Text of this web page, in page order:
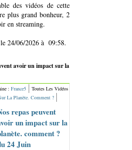
des vidéos de cette
plus grand bonheur, 2
en streaming.
24/06/2026 à 09:58.
avoir un impact sur la
: France5
Toutes Les Vidéos
La Planète. Comment ?
repas peuvent
un impact sur la
comment ?
24 Juin